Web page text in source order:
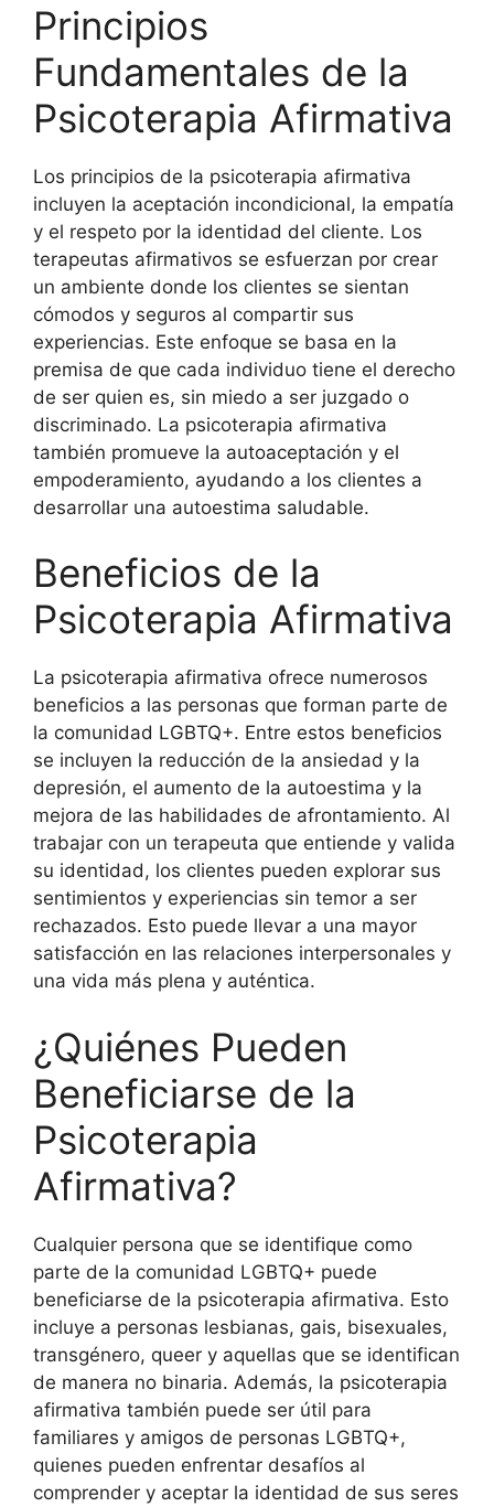
Principios
Fundamentales de la
Psicoterapia Afirmativa
Los principios de la psicoterapia afirmativa
incluyen la aceptación incondicional, la empatía
y el respeto por la identidad del cliente. Los
terapeutas afirmativos se esfuerzan por crear
un ambiente donde los clientes se sientan
cómodos y seguros al compartir sus
experiencias. Este enfoque se basa en la
premisa de que cada individuo tiene el derecho
de ser quien es, sin miedo a ser juzgado o
discriminado. La psicoterapia afirmativa
también promueve la autoaceptación y el
empoderamiento, ayudando a los clientes a
desarrollar una autoestima saludable.
Beneficios de la
Psicoterapia Afirmativa
La psicoterapia afirmativa ofrece numerosos
beneficios a las personas que forman parte de
la comunidad LGBTQ+. Entre estos beneficios
se incluyen la reducción de la ansiedad y la
depresión, el aumento de la autoestima y la
mejora de las habilidades de afrontamiento. Al
trabajar con un terapeuta que entiende y valida
su identidad, los clientes pueden explorar sus
sentimientos y experiencias sin temor a ser
rechazados. Esto puede llevar a una mayor
satisfacción en las relaciones interpersonales y
una vida más plena y auténtica.
¿Quiénes Pueden
Beneficiarse de la
Psicoterapia
Afirmativa?
Cualquier persona que se identifique como
parte de la comunidad LGBTQ+ puede
beneficiarse de la psicoterapia afirmativa. Esto
incluye a personas lesbianas, gais, bisexuales,
transgénero, queer y aquellas que se identifican
de manera no binaria. Además, la psicoterapia
afirmativa también puede ser útil para
familiares y amigos de personas LGBTQ+,
quienes pueden enfrentar desafíos al
comprender y aceptar la identidad de sus seres